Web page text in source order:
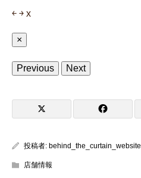
￩ ￫ x
×
Previous Next
投稿者: behind_the_curtain_website
店舗情報